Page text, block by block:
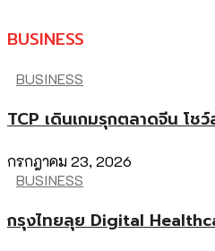
BUSINESS
BUSINESS
TCP เดินเกมรุกตลาดจีน โช
กรกฎาคม 23, 2026
BUSINESS
กรุงไทยลุย Digital